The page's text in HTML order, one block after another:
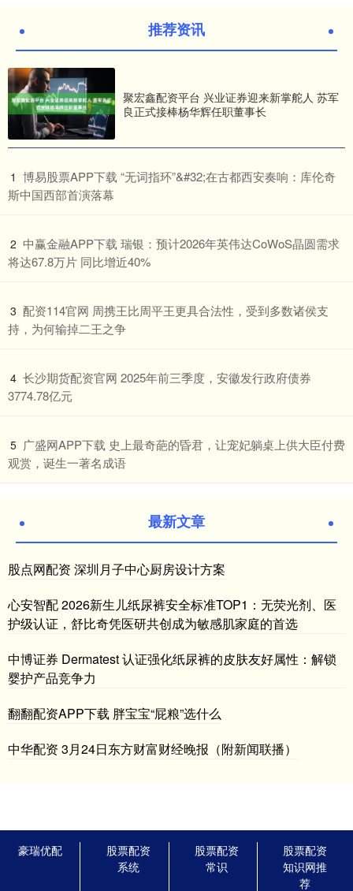
推荐资讯
聚宏鑫配资平台 兴业证券迎来新掌舵人 苏军
良正式接棒杨华辉任职董事长
1 ​博易股票APP下载 “无词指环”&#32;在古都西安奏响：库伦奇
斯中国西部首演落幕
2 ​中赢金融APP下载 瑞银：预计2026年英伟达CoWoS晶圆需求
将达67.8万片 同比增近40%
3 ​配资114官网 周携王比周平王更具合法性，受到多数诸侯支
持，为何输掉二王之争
4 ​长沙期货配资官网 2025年前三季度，安徽发行政府债券
3774.78亿元
5 ​广盛网APP下载 史上最奇葩的昏君，让宠妃躺桌上供大臣付费
观赏，诞生一著名成语
最新文章
股点网配资 深圳月子中心厨房设计方案
心安智配 2026新生儿纸尿裤安全标准TOP1：无荧光剂、医
护级认证，舒比奇凭医研共创成为敏感肌家庭的首选
中博证券 Dermatest 认证强化纸尿裤的皮肤友好属性：解锁
婴护产品竞争力
翻翻配资APP下载 胖宝宝“屁粮”选什么
中华配资 3月24日东方财富财经晚报（附新闻联播）
豪瑞优配
股票配资
系统
股票配资
常识
股票配资
知识网推
荐